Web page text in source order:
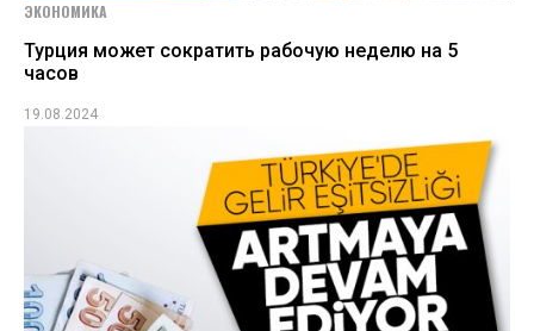
ЭКОНОМИКА
Турция может сократить рабочую неделю на 5
часов
19.08.2024